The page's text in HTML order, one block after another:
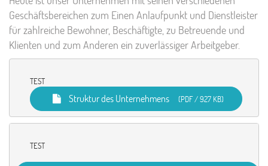
Geschäftsbereichen zum Einen Anlaufpunkt und Dienstleister
für zahlreiche Bewohner, Beschäftigte, zu Betreuende und
Klienten und zum Anderen ein zuverlässiger Arbeitgeber.
	TEST
Struktur des Unternehmens (PDF / 927 KB)
	TEST